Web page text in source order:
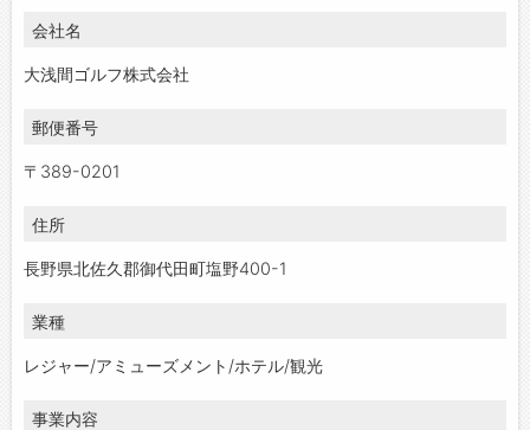
会社名
大浅間ゴルフ株式会社
郵便番号
〒389-0201
住所
長野県北佐久郡御代田町塩野400-1
業種
レジャー/アミューズメント/ホテル/観光
事業内容